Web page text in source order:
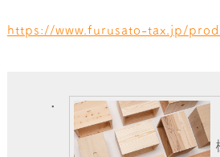
https://www.furusato-tax.jp/